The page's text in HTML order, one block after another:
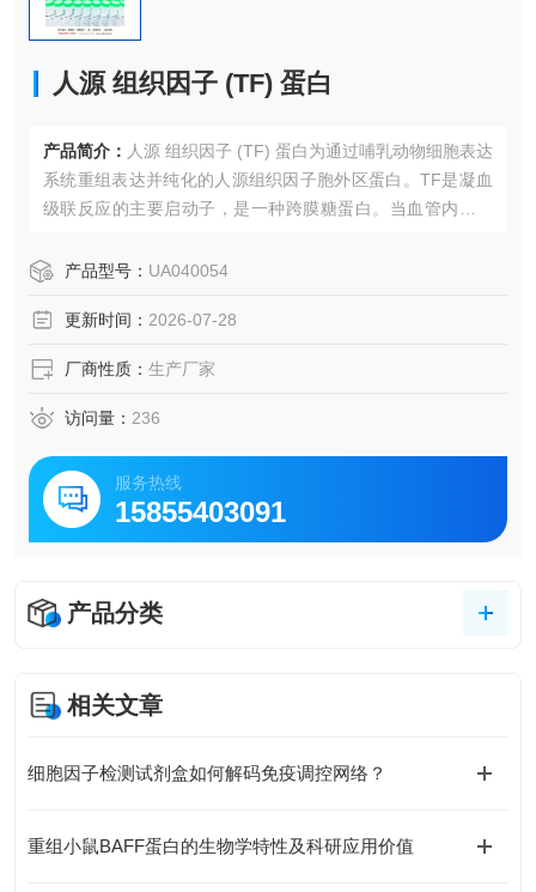
人源 组织因子 (TF) 蛋白
产品简介： 人源 组织因子 (TF) 蛋白为通过哺乳动物细胞表达
系统重组表达并纯化的人源组织因子胞外区蛋白。TF是凝血
级联反应的主要启动子，是一种跨膜糖蛋白。当血管内皮损
合物，从而激活外源性凝血途径。该高纯度蛋白适用于凝血
产品型号： UA040054
更新时间： 2026-07-28
厂商性质： 生产厂家
访问量： 236
服务热线
15855403091
产品分类
相关文章
细胞因子检测试剂盒如何解码免疫调控网络？
重组小鼠BAFF蛋白的生物学特性及科研应用价值